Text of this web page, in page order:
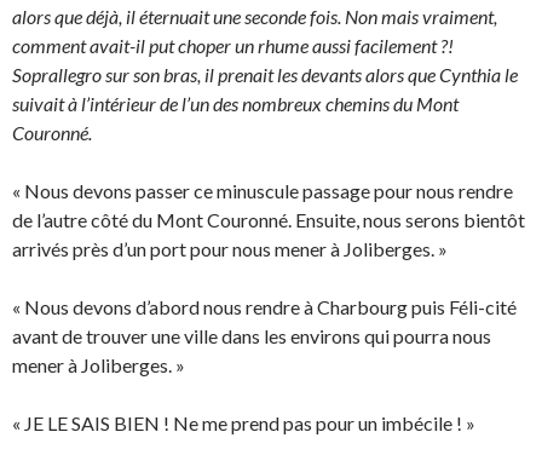
alors que déjà, il éternuait une seconde fois. Non mais vraiment,
comment avait-il put choper un rhume aussi facilement ?!
Soprallegro sur son bras, il prenait les devants alors que Cynthia le
suivait à l’intérieur de l’un des nombreux chemins du Mont
Couronné.
« Nous devons passer ce minuscule passage pour nous rendre
de l’autre côté du Mont Couronné. Ensuite, nous serons bientôt
arrivés près d’un port pour nous mener à Joliberges. »
« Nous devons d’abord nous rendre à Charbourg puis Féli-cité
avant de trouver une ville dans les environs qui pourra nous
mener à Joliberges. »
« JE LE SAIS BIEN ! Ne me prend pas pour un imbécile ! »